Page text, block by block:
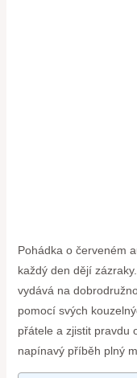
Pohádka o červeném
každý den dějí
vydává na
pomocí svých
přátele a zjistit pravdu
napínavý příběh ⁣plný